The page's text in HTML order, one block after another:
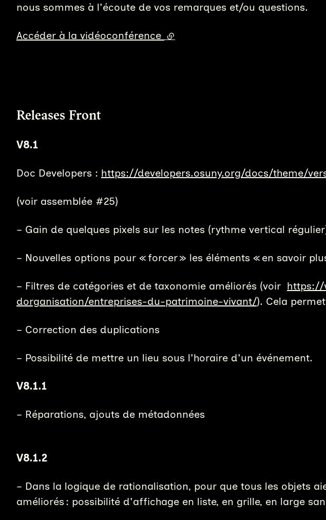
nous sommes à l'écoute de vos remarques et/ou questions.
Accéder à la vidéoconférence (lien externe)
Releases Front
V8.1
Doc Developers : https://developers.osuny.org/docs/theme/
(voir assemblée #25)
– Gain de quelques pixels sur les notes (rythme vertical
– Nouvelles options pour « forcer » les éléments « en savoir
– Filtres de catégories et de taxonomie améliorés (voir https://
dorganisation/entreprises-du-patrimoine-vivant/). Cela
– Correction des duplications
– Possibilité de mettre un lieu sous l'horaire d'un événement.
V8.1.1
– Réparations, ajouts de métadonnées
V8.1.2
– Dans la logique de rationalisation, pour que tous les objets
améliorés : possibilité d'affichage en liste, en grille, en large